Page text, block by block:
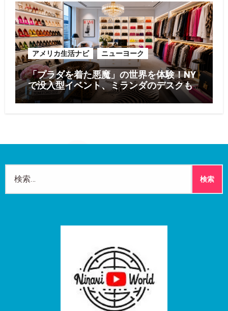
アメリカ生活ナビ ニューヨーク
「プラダを着た悪魔」の世界を体験！NY
で没入型イベント、ミランダのデスクも
再現